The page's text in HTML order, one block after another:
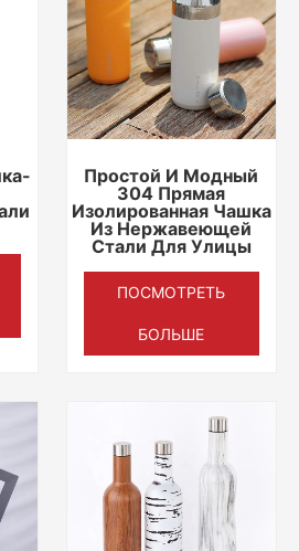
Простой И Модный
304 Прямая
Изолированная Чашка
Из Нержавеющей
Стали Для Улицы
ПОСМОТРЕТЬ
БОЛЬШЕ